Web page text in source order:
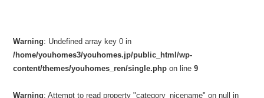
Warning: Undefined array key 0 in
/home/youhomes3/youhomes.jp/public_html/wp-
content/themes/youhomes_ren/single.php on line9
Warning: Attempt to read property "category_nicename" on null in